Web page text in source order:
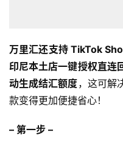
万里汇还支持 TikTok
印尼本土店一键授权直连
动生成结汇额度，这可解
款变得更加便捷省心！
– 第一步 –